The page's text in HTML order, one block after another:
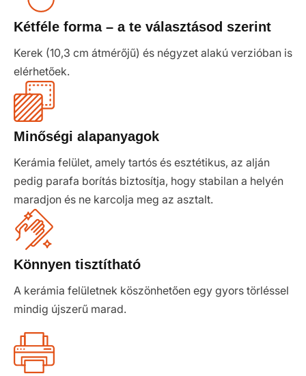
Kétféle forma – a te választásod szerint
Kerek (10,3 cm átmérőjű) és négyzet alakú verzióban is
elérhetőek.
Minőségi alapanyagok
Kerámia felület, amely tartós és esztétikus, az alján
pedig parafa borítás biztosítja, hogy stabilan a helyén
maradjon és ne karcolja meg az asztalt.
Könnyen tisztítható
A kerámia felületnek köszönhetően egy gyors törléssel
mindig újszerű marad.